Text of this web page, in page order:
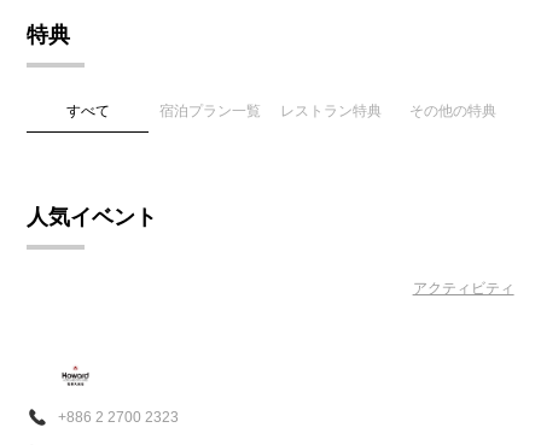
特典
すべて 宿泊プラン一覧 レストラン特典 その他の特典
人気イベント
アクティビティ
+886 2 2700 2323